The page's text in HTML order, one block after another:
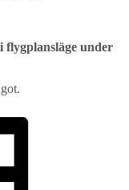
flygplansläge under